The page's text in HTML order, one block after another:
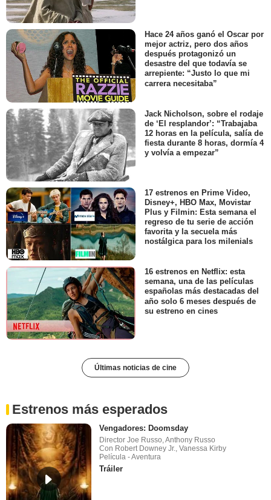
Hace 24 años ganó el Oscar por
mejor actriz, pero dos años
después protagonizó un
desastre del que todavía se
arrepiente: “Justo lo que mi
carrera necesitaba”
Jack Nicholson, sobre el rodaje
de ‘El resplandor’: “Trabajaba
12 horas en la película, salía de
fiesta durante 8 horas, dormía 4
y volvía a empezar”
17 estrenos en Prime Video,
Disney+, HBO Max, Movistar
Plus y Filmin: Esta semana el
regreso de tu serie de acción
favorita y la secuela más
nostálgica para los milenials
16 estrenos en Netflix: esta
semana, una de las películas
españolas más destacadas del
año solo 6 meses después de
su estreno en cines
Últimas noticias de cine
Estrenos más esperados
Vengadores: Doomsday
Director Joe Russo, Anthony Russo
Con Robert Downey Jr., Vanessa Kirby
Película - Aventura
Tráiler